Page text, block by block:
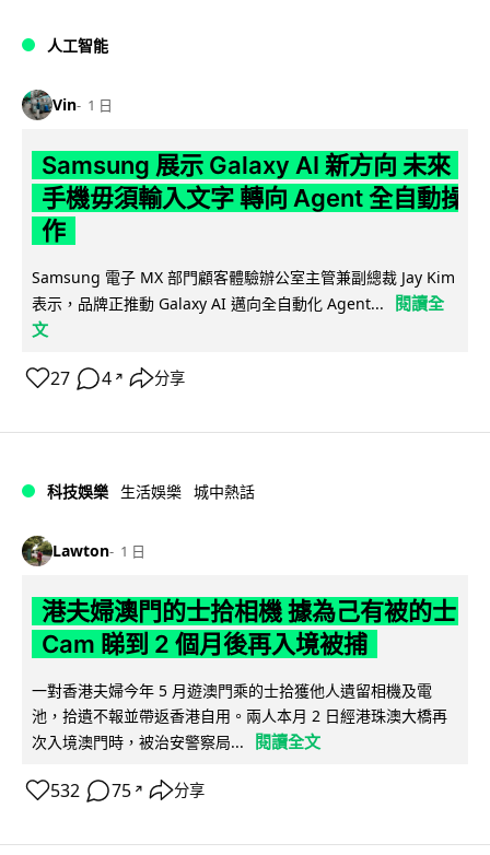
人工智能
Vin 1 日
Samsung 展示 Galaxy AI 新方向 未來
手機毋須輸入文字 轉向 Agent 全自動操
作
Samsung 電子 MX 部門顧客體驗辦公室主管兼副總裁 Jay Kim
表示，品牌正推動 Galaxy AI 邁向全自動化 Agent...
閱讀全
文
27 4 ↗ 分享
科技娛樂 生活娛樂 城中熱話
Lawton 1 日
港夫婦澳門的士拾相機 據為己有被的士
Cam 睇到 2 個月後再入境被捕
一對香港夫婦今年 5 月遊澳門乘的士拾獲他人遺留相機及電
池，拾遺不報並帶返香港自用。兩人本月 2 日經港珠澳大橋再
次入境澳門時，被治安警察局...
閱讀全文
532 75 ↗ 分享